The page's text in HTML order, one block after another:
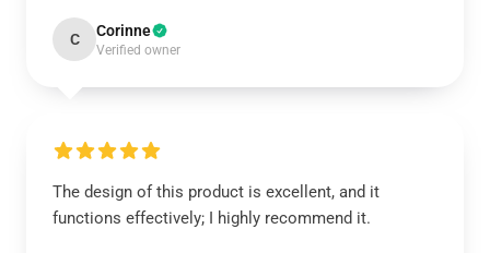
C Corinne
Verified owner
The design of this product is excellent, and it
functions effectively; I highly recommend it.